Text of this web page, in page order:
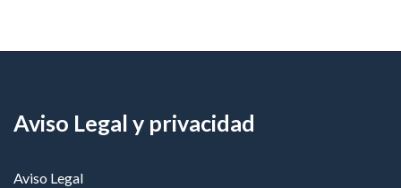
Aviso Legal y privacidad
Aviso Legal